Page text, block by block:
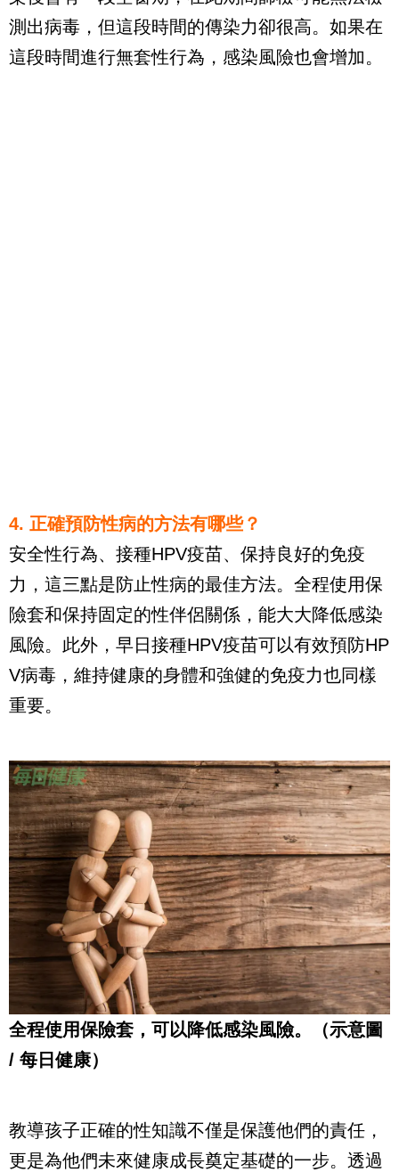
測出病毒，但這段時間的傳染力卻很高。如果在
這段時間進行無套性行為，感染風險也會增加。
4. 正確預防性病的方法有哪些？
安全性行為、接種HPV疫苗、保持良好的免疫
力，這三點是防止性病的最佳方法。全程使用保
險套和保持固定的性伴侶關係，能大大降低感染
風險。此外，早日接種HPV疫苗可以有效預防HP
V病毒，維持健康的身體和強健的免疫力也同樣
重要。
全程使用保險套，可以降低感染風險。（示意圖
/ 每日健康）
教導孩子正確的性知識不僅是保護他們的責任，
更是為他們未來健康成長奠定基礎的一步。透過